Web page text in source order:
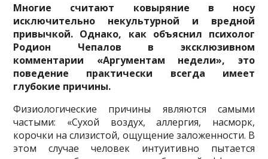
Многие считают ковыряние в носу
исключительно некультурной и вредной
привычкой. Однако, как объяснил психолог
Родион Чепалов в эксклюзивном
комментарии «Аргументам недели», это
поведение практически всегда имеет
глубокие причины.
Физиологические причины являются самыми
частыми: «Сухой воздух, аллергия, насморк,
корочки на слизистой, ощущение заложенности. В
этом случае человек интуитивно пытается